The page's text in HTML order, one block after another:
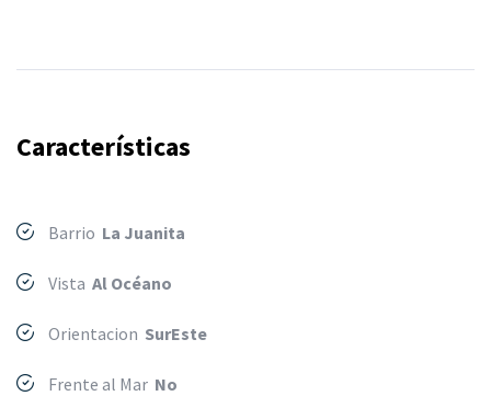
Características
Barrio La Juanita
Vista Al Océano
Orientacion SurEste
Frente al Mar No